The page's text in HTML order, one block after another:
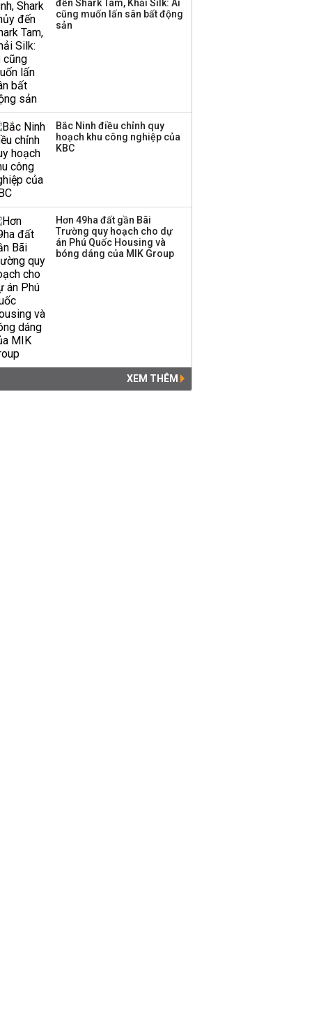
‘phất lên’ trong tháng 8,
nhóm ngành nào có
đến Shark Tam, Khải Silk: Ai
cũng muốn lấn sân bất động
sản
Bắc Ninh điều chỉnh quy
hoạch khu công nghiệp của
KBC
Hơn 49ha đất gần Bãi
Trường quy hoạch cho dự
án Phú Quốc Housing và
bóng dáng của MIK Group
XEM THÊM